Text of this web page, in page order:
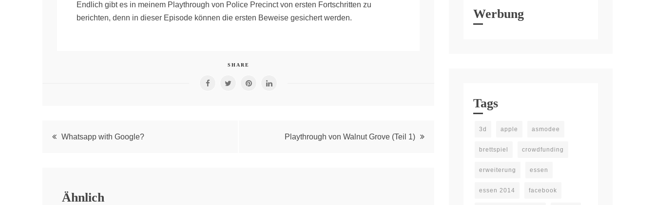
Endlich gibt es in meinem Playthrough von Police Precinct von ersten Fortschritten zu
berichten, denn in dieser Episode können die ersten Beweise gesichert werden.
SHARE
PostWhatsapp with Google? Playthrough von Walnut Grove (Teil 1)
Ähnlich
Werbung
Tags
3d apple asmodee
brettspiel crowdfunding
erweiterung essen
essen 2014 facebook